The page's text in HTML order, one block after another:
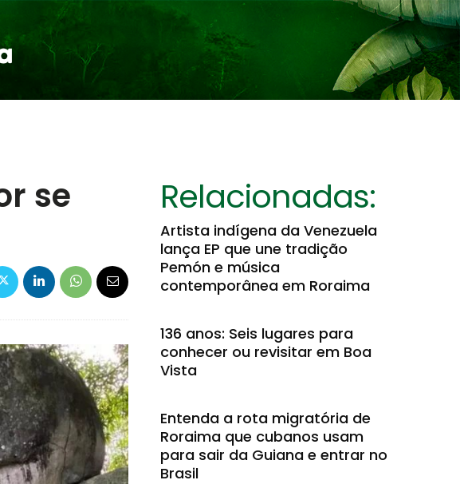
se
Relacionadas:
Artista indígena da Venezuela
lança EP que une tradição
Pemón e música
contemporânea em Roraima
136 anos: Seis lugares para
conhecer ou revisitar em Boa
Vista
Entenda a rota migratória de
Roraima que cubanos usam
para sair da Guiana e entrar no
Brasil